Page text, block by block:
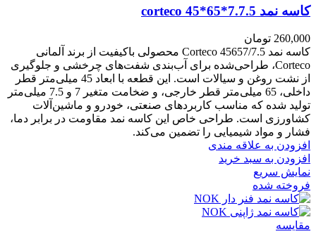
کاسه نمد corteco 45*65*7.7.5
260,000 تومان
کاسه نمد Corteco 45657/7.5 محصولی باکیفیت از برند آلمانی
Corteco، طراحی‌شده برای آب‌بندی شفت‌های چرخشی و جلوگیری
از نشت روغن و سیالات است. این قطعه با ابعاد 45 میلی‌متر قطر
داخلی، 65 میلی‌متر قطر خارجی، و ضخامت متغیر 7 و 7.5 میلی‌متر
تولید شده که مناسب کاربردهای صنعتی، خودرو و ماشین‌آلات
کشاورزی است. طراحی خاص این کاسه نمد مقاومت در برابر دما،
فشار و مواد شیمیایی را تضمین می‌کند.
افزودن به علاقه مندی
افزودن به سبد خرید
نمایش سریع
فروخته شده
مقايسه